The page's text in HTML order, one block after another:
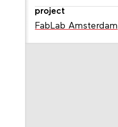
project
FabLab Amsterdam